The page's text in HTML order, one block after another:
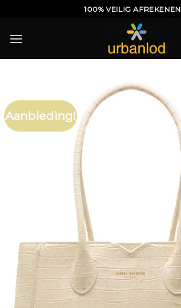
inhoud
100% VEILIG AFREKENEN
Aanbieding!